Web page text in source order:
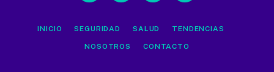
INICIO SEGURIDAD SALUD TENDENCIAS
NOSOTROS CONTACTO